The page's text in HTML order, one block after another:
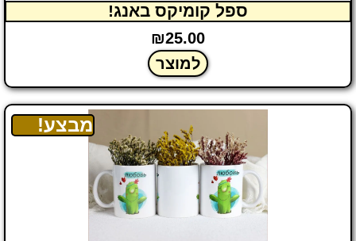
ספל קומיקס באנג!
₪25.00
למוצר
מבצע!